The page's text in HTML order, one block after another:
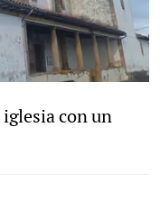
con un